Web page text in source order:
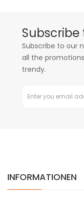
Subscribe to our
all the
trendy.
INFORMATIONEN